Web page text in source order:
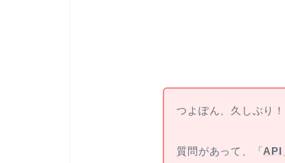
つよぽん、久しぶり！
質問があって、「API